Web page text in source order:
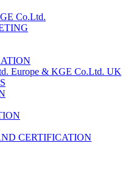
Co.Ltd.
Europe & KGE Co.Ltd. UK
CERTIFICATION